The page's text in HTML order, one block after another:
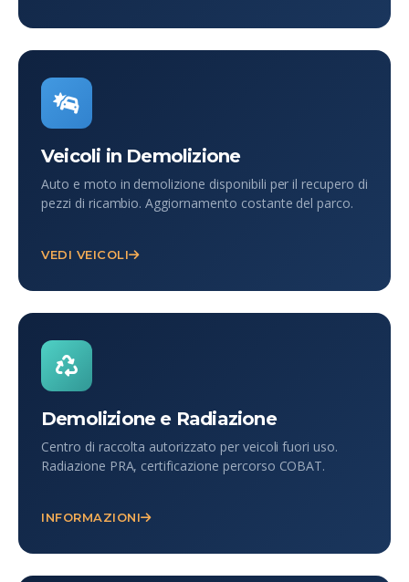
Veicoli in Demolizione
Auto e moto in demolizione disponibili per il recupero di
pezzi di ricambio. Aggiornamento costante del parco.
VEDI VEICOLI
Demolizione e Radiazione
Centro di raccolta autorizzato per veicoli fuori uso.
Radiazione PRA, certificazione percorso COBAT.
INFORMAZIONI